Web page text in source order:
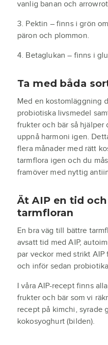
vanlig banan och
3. Pektin – finns i grön
päron och plommon.
4. Betaglukan – finns i
Ta med båda
Med en kostomläggning
probiotiska livsmedel
frukter och bär så
uppnå harmoni igen.
flera månader med rätt
tarmflora igen och du
framöver med nyttig
Ät AIP en tid
tarmfloran
En bra väg till bättre
avsatt tid med AIP,
par veckor med strikt
och inför sedan
I våra AIP-recept finns
frukter och bär som vi
recept på kimchi, syrade
kokosyoghurt (bilden).